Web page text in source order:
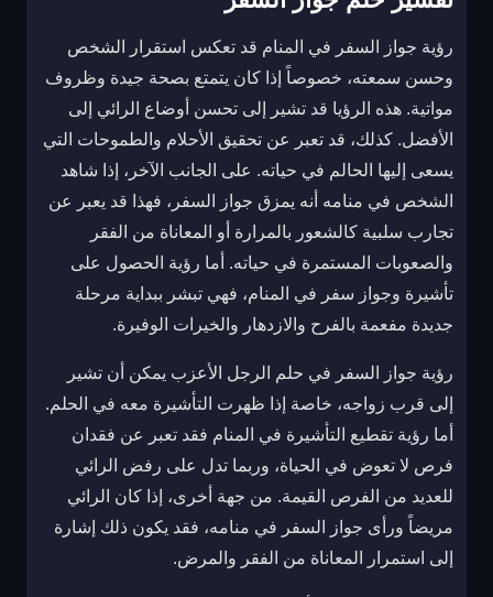
رؤية جواز السفر في المنام قد تعكس استقرار الشخص
وحسن سمعته، خصوصاً إذا كان يتمتع بصحة جيدة وظروف
مواتية. هذه الرؤيا قد تشير إلى تحسن أوضاع الرائي إلى
الأفضل. كذلك، قد تعبر عن تحقيق الأحلام والطموحات التي
يسعى إليها الحالم في حياته. على الجانب الآخر، إذا شاهد
الشخص في منامه أنه يمزق جواز السفر، فهذا قد يعبر عن
تجارب سلبية كالشعور بالمرارة أو المعاناة من الفقر
والصعوبات المستمرة في حياته. أما رؤية الحصول على
تأشيرة وجواز سفر في المنام، فهي تبشر ببداية مرحلة
جديدة مفعمة بالفرح والازدهار والخيرات الوفيرة.
رؤية جواز السفر في حلم الرجل الأعزب يمكن أن تشير
إلى قرب زواجه، خاصة إذا ظهرت التأشيرة معه في الحلم.
أما رؤية تقطيع التأشيرة في المنام فقد تعبر عن فقدان
فرص لا تعوض في الحياة، وربما تدل على رفض الرائي
للعديد من الفرص القيمة. من جهة أخرى، إذا كان الرائي
مريضاً ورأى جواز السفر في منامه، فقد يكون ذلك إشارة
إلى استمرار المعاناة من الفقر والمرض.